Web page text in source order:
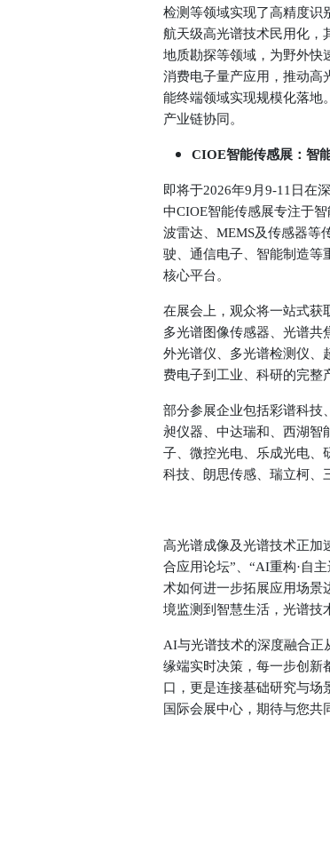
检测等领域实现了高精度识
航天级高光谱技术民用化，
地质勘探等领域，为野外快
消费电子量产应用，推动高
能终端领域实现规模化落地
产业链协同。
CIOE智能传感展：智
即将于2026年9月9-11日在
中CIOE智能传感展专注于
波雷达、MEMS及传感器等
驶、通信电子、智能制造等
核心平台。
在展会上，观众将一站式获
多光谱图像传感器、光谱共
外光谱仪、多光谱检测仪、
费电子到工业、科研的完整
部分参展企业包括彩谱科技
昶仪器、中达瑞和、西湖智
子、微控光电、乐成光电、
科技、朗思传感、瑞立柯、
高光谱成像及光谱技术正加
合应用论坛”、“AI重构·自
术如何进一步拓展应用场景
境监测到智慧生活，光谱技
AI与光谱技术的深度融合正
缘端实时决策，每一步创新
口，更是连接基础研究与场
国际会展中心，期待与您共